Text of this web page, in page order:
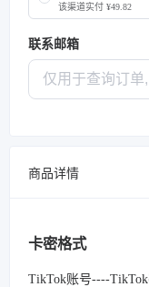
该渠道实付 ¥49.82
联系邮箱
商品详情
卡密格式
TikTok账号----